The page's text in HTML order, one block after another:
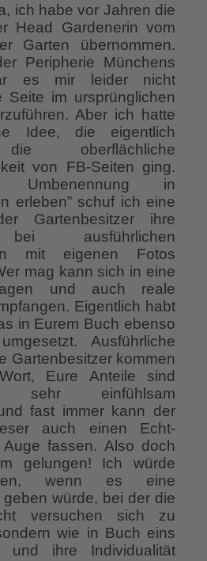
ich habe vor Jahren die
Head Gardenerin vom
Garten übernommen.
Peripherie Münchens
es mir leider nicht
Seite im ursprünglichen
Aber ich hatte
Idee, die eigentlich
oberflächliche
von FB-Seiten ging.
in
erleben” schuf ich eine
Gartenbesitzer ihre
ausführlichen
mit eigenen Fotos
mag kann sich in eine
und auch reale
Eigentlich habt
in Eurem Buch ebenso
Ausführliche
Gartenbesitzer kommen
Eure Anteile sind
sehr einfühlsam
fast immer kann der
auch einen Echt-
fassen. Also doch
gelungen! Ich würde
wenn es eine
würde, bei der die
versuchen sich zu
wie in Buch eins
und ihre Individualität